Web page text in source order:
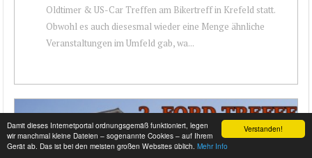
Verstanden!
Damit dieses Internetportal ordnungsgemäß funktioniert, legen
wir manchmal kleine Dateien – sogenannte Cookies – auf Ihrem
Gerät ab. Das ist bei den meisten großen Websites üblich. Mehr Info
Oldtimer & US-Car Treffen am Bikertreff in Krefeld statt.
Obwohl es auch diesesmal wieder eine Menge ähnliche
Veranstaltungen im Umfeld gab, wa...